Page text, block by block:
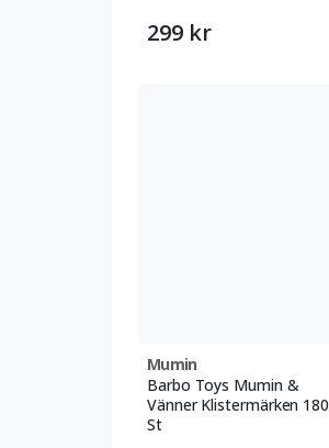
299 kr
Mumin
Barbo Toys Mumin &
Vänner Klistermärken 180
St